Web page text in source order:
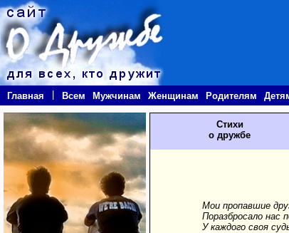
Главная Всем Мужчинам Женщинам Родителям
Стихи
о дружбе
Мои пропавшие
Поразбросало нас
У каждого своя